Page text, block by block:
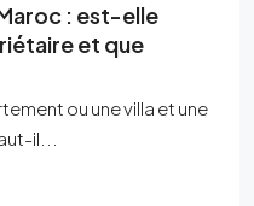
: est-elle
et que
ou une villa et une
il...